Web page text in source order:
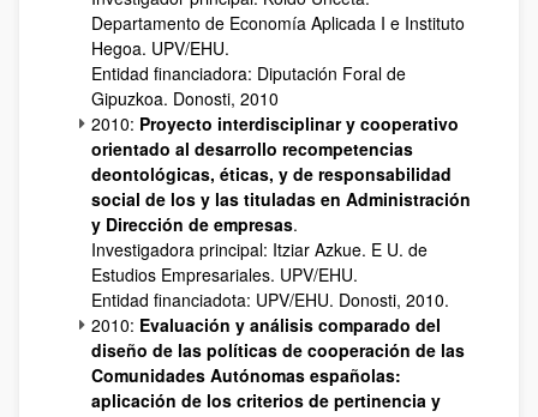
Departamento de Economía Aplicada I e Instituto
Hegoa. UPV/EHU.
Entidad financiadora: Diputación Foral de
Gipuzkoa. Donosti, 2010
2010: Proyecto interdisciplinar y cooperativo
orientado al desarrollo recompetencias
deontológicas, éticas, y de responsabilidad
social de los y las tituladas en Administración
y Dirección de empresas.
Investigadora principal: Itziar Azkue. E U. de
Estudios Empresariales. UPV/EHU.
Entidad financiadota: UPV/EHU. Donosti, 2010.
2010: Evaluación y análisis comparado del
diseño de las políticas de cooperación de las
Comunidades Autónomas españolas:
aplicación de los criterios de pertinencia y